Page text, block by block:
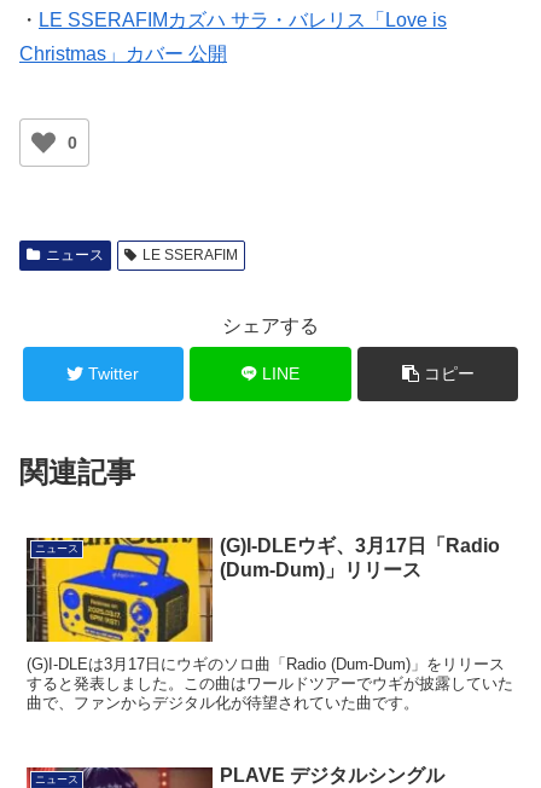
・ LE SSERAFIMカズハ サラ・バレリス「Love is
Christmas」カバー 公開
0
ニュース LE SSERAFIM
シェアする
Twitter LINE コピー
関連記事
ニュース
(G)I-DLEウギ、3月17日「Radio
(Dum-Dum)」リリース
(G)I-DLEは3月17日にウギのソロ曲「Radio (Dum-Dum)」をリリース
すると発表しました。この曲はワールドツアーでウギが披露していた
曲で、ファンからデジタル化が待望されていた曲です。
ニュース
PLAVE デジタルシングル